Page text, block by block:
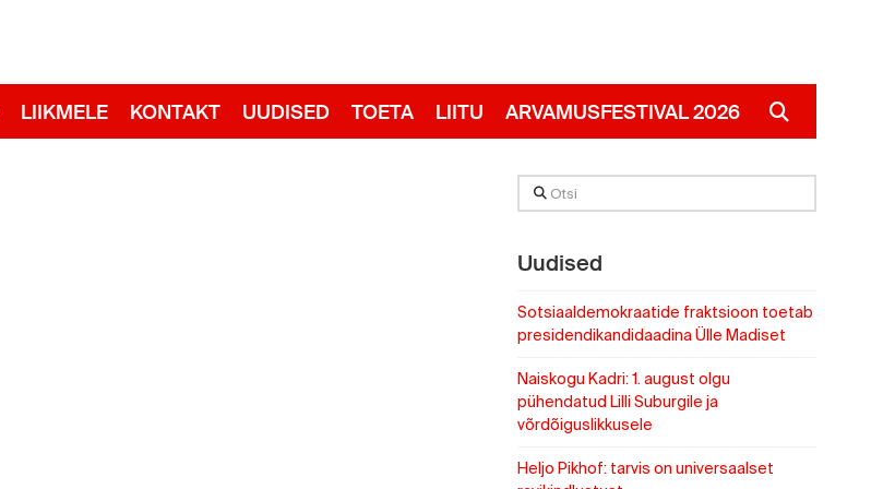
LIIKMELE KONTAKT UUDISED TOETA LIITU ARVAMUSFESTIVAL 2026
Otsi
Uudised
Sotsiaaldemokraatide fraktsioon toetab
presidendikandidaadina Ülle Madiset
Naiskogu Kadri: 1. august olgu
pühendatud Lilli Suburgile ja
võrdõiguslikkusele
Heljo Pikhof: tarvis on universaalset